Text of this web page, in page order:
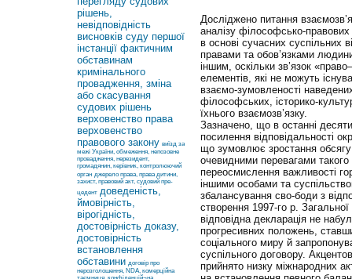
рішень,
невідповідність
висновків суду першої
інстанції фактичним
обставинам
кримінального
провадження, зміна
або скасування
судових рішень
верховенство права
верховенство
правового закону виїзд за
межі України, обмеження, непозовне
провадження, нерезидент,
громадянин, керівник, контролюючий
орган джерело права, права дитини,
захист, правовий акт, судовий пре-
цедент доведеність,
ймовірність,
вірогідність,
достовірність доказу,
достовірність
встановлення
обставини договір про
нерозголошення, NDA, комерційна
Досліджено питання
аналізу філософсько-
в основі сучасних
правами та обов’язками
іншим, оскільки зв’язок
елементів, які не можуть
взаємо-зумовленості
філософських, історико-
їхнього взаємозв’язку.
Зазначено, що в останні
посилення відповідальності
що зумовлює зростання обсягу
очевидними перевагами такого
переосмислення важливості
іншими особами та
збалансування сво-боди з
створення 1997-го р.
відповідна декларація не
прогресивних положень,
соціального миру й
суспільного договору.
прийнято низку міжнародних